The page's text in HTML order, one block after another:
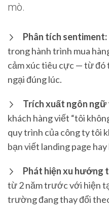
mò.
Phân tích sentiment:
trong hành trình mua
cảm xúc tiêu cực — từ đó
ngại đúng lúc.
Trích xuất ngôn ngữ
khách hàng viết “tôi
quy trình của công ty tôi
bạn viết landing page
Phát hiện xu hướng
từ 2 năm trước với hiện
trường đang thay đổi